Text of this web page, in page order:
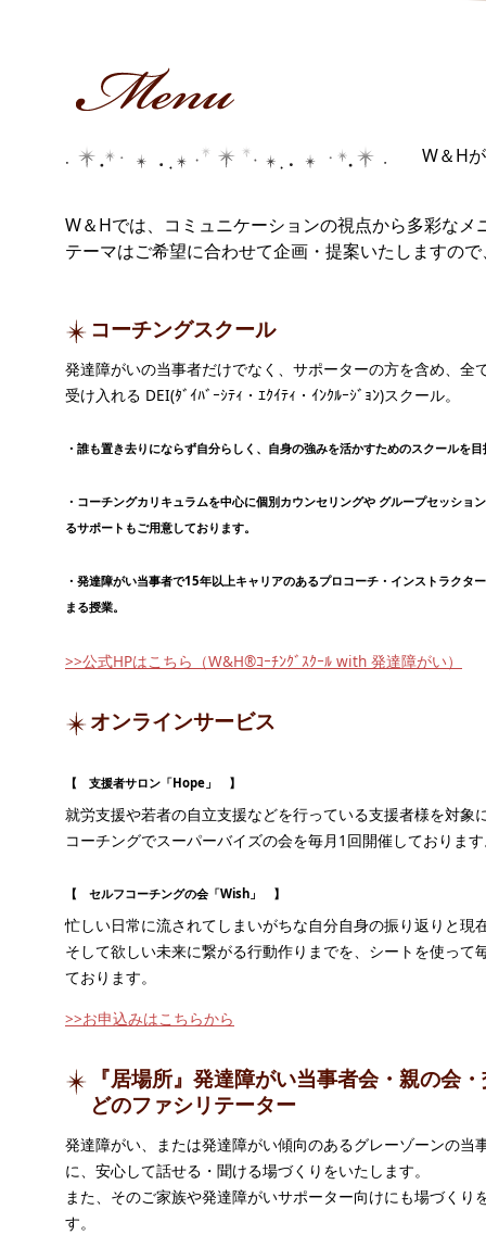
W＆H
W＆Hでは、コミュニケーションの視点から多彩な
テーマはご希望に合わせて企画・提案いたしますの
コーチングスクール
発達障がいの当事者だけでなく、サポーターの方を含め、全
受け入れる DEI(ﾀﾞｲﾊﾞｰｼﾃｨ・ｴｸｲﾃｨ・ｲﾝｸﾙｰｼﾞｮﾝ)スクール。
・誰も置き去りにならず自分らしく、自身の強みを活かすためのスクールを
・コーチングカリキュラムを中心に個別カウンセリングや グループセッショ
るサポートもご用意しております。
・発達障がい当事者で15年以上キャリアのあるプロコーチ・インストラクタ
まる授業。
>>公式HPはこちら（W&H®ｺｰﾁﾝｸﾞｽｸｰﾙ with 発達障がい）
オンラインサービス
【 支援者サロン「Hope」 】
就労支援や若者の自立支援などを行っている支援者様を対象
コーチングでスーパーバイズの会を毎月1回開催しておりま
【 セルフコーチングの会「Wish」 】
忙しい日常に流されてしまいがちな自分自身の振り返りと現
そして欲しい未来に繋がる行動作りまでを、シートを使って
ております。
>>お申込みはこちらから
『居場所』発達障がい当事者会・親の会
どのファシリテーター
発達障がい、または発達障がい傾向のあるグレーゾーンの当
に、安心して話せる・聞ける場づくりをいたします。
また、そのご家族や発達障がいサポーター向けにも場づくり
す。